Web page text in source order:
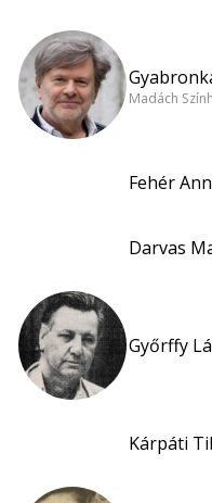
Madách
Fehér
Darvas
Győrffy
Kárpáti